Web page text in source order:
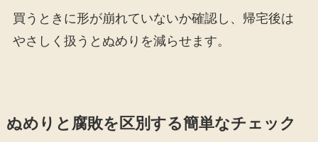
買うときに形が崩れていないか確認し、帰宅後は
やさしく扱うとぬめりを減らせます。
ぬめりと腐敗を区別する簡単なチェック